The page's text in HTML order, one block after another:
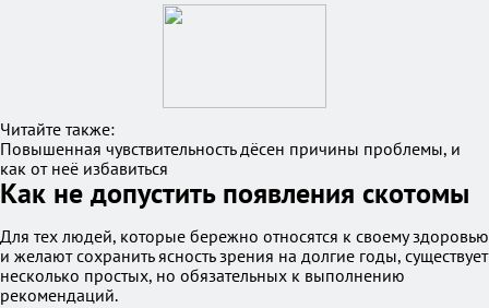
Читайте также:
Повышенная чувствительность дёсен причины проблемы, и
как от неё избавиться
Как не допустить появления скотомы
Для тех людей, которые бережно относятся к своему здоровью
и желают сохранить ясность зрения на долгие годы, существует
несколько простых, но обязательных к выполнению
рекомендаций.